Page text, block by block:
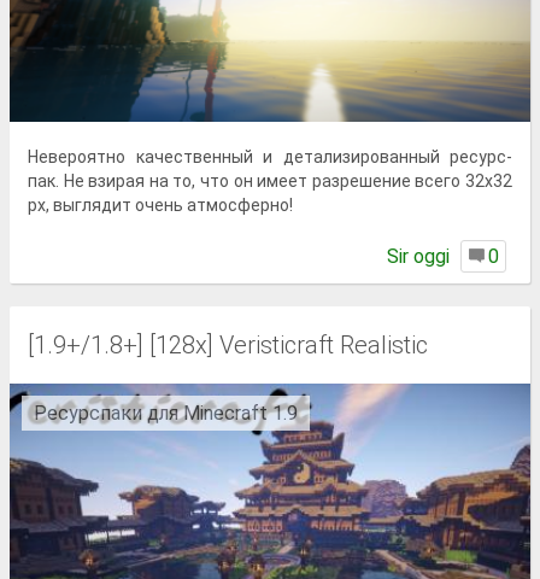
Невероятно качественный и детализированный ресурс-
пак. Не взирая на то, что он имеет разрешение всего 32x32
px, выглядит очень атмосферно!
Sir oggi 0
[1.9+/1.8+] [128x] Veristicraft Realistic
Ресурспаки для Minecraft 1.9